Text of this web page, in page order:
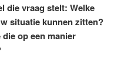
die vraag stelt: Welke
situatie kunnen zitten?
op een manier